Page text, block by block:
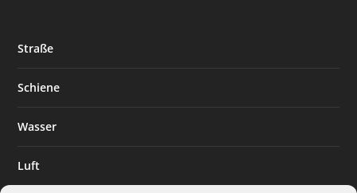
Straße
Schiene
Wasser
Luft